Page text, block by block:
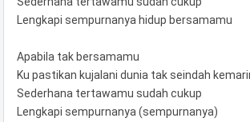
Lengkapi sempurnanya hidup bersamamu
Apabila tak bersamamu
Ku pastikan kujalani dunia tak seindah
Sederhana tertawamu sudah cukup
Lengkapi sempurnanya (sempurnanya)